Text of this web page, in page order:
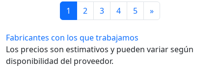
1 2 3 4 5 »
Fabricantes con los que trabajamos
Los precios son estimativos y pueden variar según
disponibilidad del proveedor.